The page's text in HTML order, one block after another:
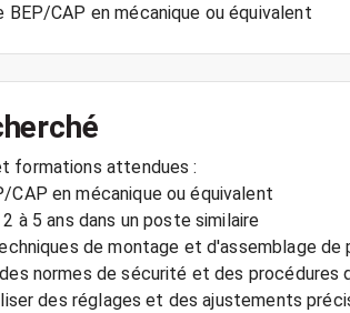
formations attendues :
CAP en mécanique ou équivalent
à 5 ans dans un poste similaire
de montage et d'assemblage de
normes de sécurité et des procédures
des réglages et des ajustements